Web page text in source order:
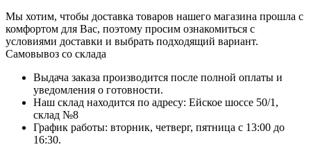
Мы хотим, чтобы доставка товаров нашего магазина прошла с
комфортом для Вас, поэтому просим ознакомиться с
условиями доставки и выбрать подходящий вариант.
Самовывоз со склада
Выдача заказа производится после полной оплаты и
уведомления о готовности.
Наш склад находится по адресу: Ейское шоссе 50/1,
склад №8
График работы: вторник, четверг, пятница с 13:00 до
16:30.